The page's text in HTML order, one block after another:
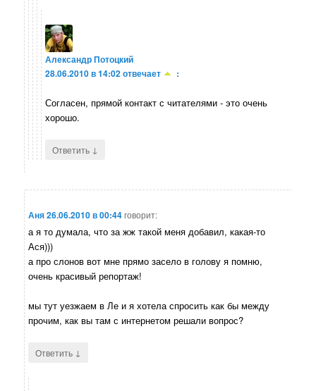
Александр Потоцкий
28.06.2010 в 14:02отвечает :
Согласен, прямой контакт с читателями - это очень
хорошо.
Ответить ↓
Аня26.06.2010 в 00:44говорит:
а я то думала, что за жж такой меня добавил, какая-то
Ася)))
а про слонов вот мне прямо засело в голову я помню,
очень красивый репортаж!
мы тут уезжаем в Ле и я хотела спросить как бы между
прочим, как вы там с интернетом решали вопрос?
Ответить ↓